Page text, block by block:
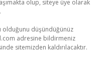
olup, siteye üye olarak
olduğunu düşündüğünüz
adresine bildirmeniz
sitemizden kaldırılacaktır.